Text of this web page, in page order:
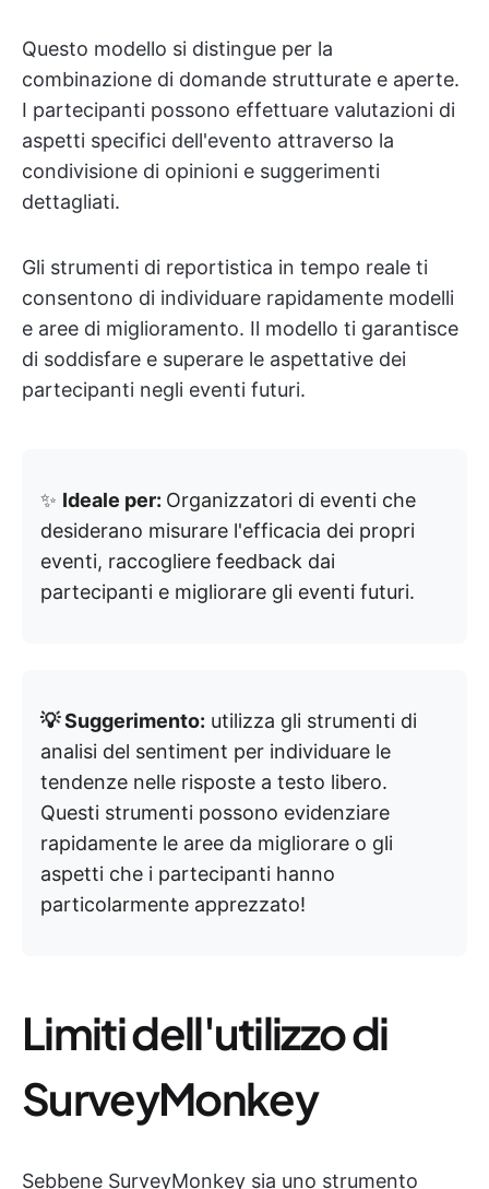
Questo modello si distingue per la
combinazione di domande strutturate e aperte.
I partecipanti possono effettuare valutazioni di
aspetti specifici dell'evento attraverso la
condivisione di opinioni e suggerimenti
dettagliati.
Gli strumenti di reportistica in tempo reale ti
consentono di individuare rapidamente modelli
e aree di miglioramento. Il modello ti garantisce
di soddisfare e superare le aspettative dei
partecipanti negli eventi futuri.
✨ Ideale per: Organizzatori di eventi che
desiderano misurare l'efficacia dei propri
eventi, raccogliere feedback dai
partecipanti e migliorare gli eventi futuri.
💡 Suggerimento: utilizza gli strumenti di
analisi del sentiment per individuare le
tendenze nelle risposte a testo libero.
Questi strumenti possono evidenziare
rapidamente le aree da migliorare o gli
aspetti che i partecipanti hanno
particolarmente apprezzato!
Limiti dell'utilizzo di
SurveyMonkey
Sebbene SurveyMonkey sia uno strumento